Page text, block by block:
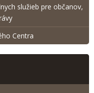
služieb pre občanov,
Centra